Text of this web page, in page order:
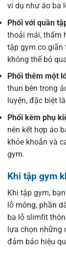
ví dụ như áo ba
Phối với quần
thoải mái, thấm
tập gym co giãn
không thể bỏ
Phối thêm một
thun bên trong
luyện, đặc biệt
Phối kèm phụ
nên kết hợp áo
khỏe khoắn và
gym.
Khi tập gym
Khi tập gym,
lỗ mỏng, phần
ba lỗ slimfit
lựa chọn những
đảm bảo hiệu